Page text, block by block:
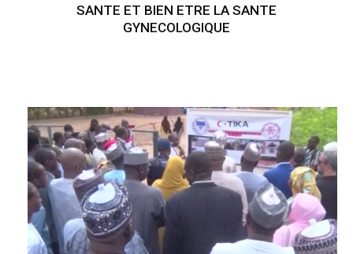
SANTE ET BIEN ETRE LA SANTE
GYNECOLOGIQUE